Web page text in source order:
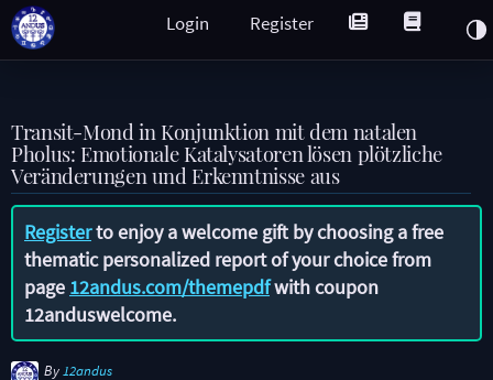
Register
Login
Transit-Mond in Konjunktion mit dem natalen
Pholus: Emotionale Katalysatoren lösen plötzliche
Veränderungen und Erkenntnisse aus
Registerto enjoy a welcome gift by choosing a free
thematic personalized report of your choice from
page 12andus.com/themepdfwith coupon
12anduswelcome.
By 12andus